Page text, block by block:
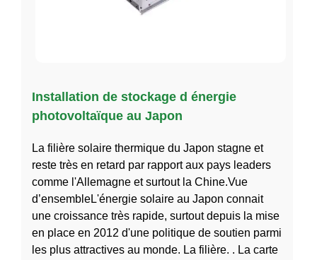
Installation de stockage d énergie
photovoltaïque au Japon
La filière solaire thermique du Japon stagne et
reste très en retard par rapport aux pays leaders
comme l'Allemagne et surtout la Chine.Vue
d’ensembleL'énergie solaire au Japon connait
une croissance très rapide, surtout depuis la mise
en place en 2012 d'une politique de soutien parmi
les plus attractives au monde. La filière. . La carte